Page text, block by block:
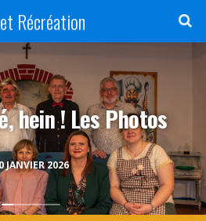
Récréation
JANVIER 2026
hein ! Les Photos